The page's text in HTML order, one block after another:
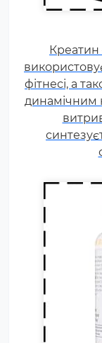
Креатин
фітнесі, а
динамічним
Щодня
E, F.
фізичні
рази.